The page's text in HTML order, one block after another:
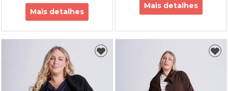
Mais detalhes
Mais detalhes